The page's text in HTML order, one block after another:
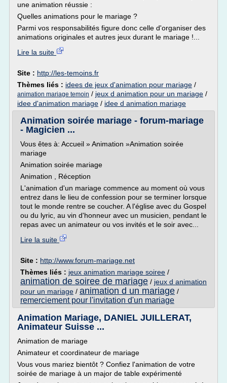
une animation réussie :
Quelles animations pour le mariage ?
Parmi vos responsabilités figure donc celle d'organiser des
animations originales et autres jeux durant le mariage !...
Lire la suite
Site : http://les-temoins.fr
Thèmes liés : idees de jeux d'animation pour mariage /
animation mariage temoin / jeux d animation pour un mariage /
idee d'animation mariage / idee d animation mariage
Animation soirée mariage - forum-mariage
- Magicien ...
Vous êtes à: Accueil » Animation »Animation soirée
mariage
Animation soirée mariage
Animation , Réception
L'animation d'un mariage commence au moment où vous
entrez dans le lieu de confession pour se terminer lorsque
tout le monde rentre se coucher. A l'église avec du Gospel
ou du lyric, au vin d'honneur avec un musicien, pendant le
repas avec un animateur ou vos invités et le soir avec...
Lire la suite
Site : http://www.forum-mariage.net
Thèmes liés : jeux animation mariage soiree /
animation de soiree de mariage / jeux d animation
pour un mariage / animation d un mariage /
remerciement pour l'invitation d'un mariage
Animation Mariage, DANIEL JUILLERAT,
Animateur Suisse ...
Animation de mariage
Animateur et coordinateur de mariage
Vous vous mariez bientôt ? Confiez l'animation de votre
soirée de mariage à un major de table expérimenté